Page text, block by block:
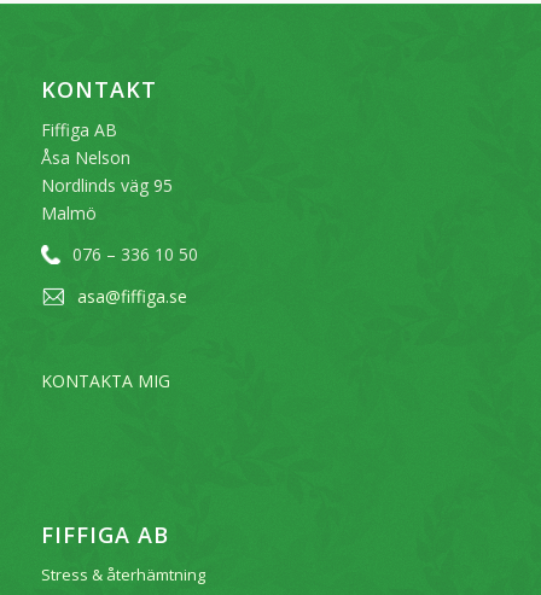
KONTAKT
Fiffiga AB
Åsa Nelson
Nordlinds väg 95
Malmö
076 – 336 10 50
asa@fiffiga.se
KONTAKTA MIG
FIFFIGA AB
Stress & återhämtning